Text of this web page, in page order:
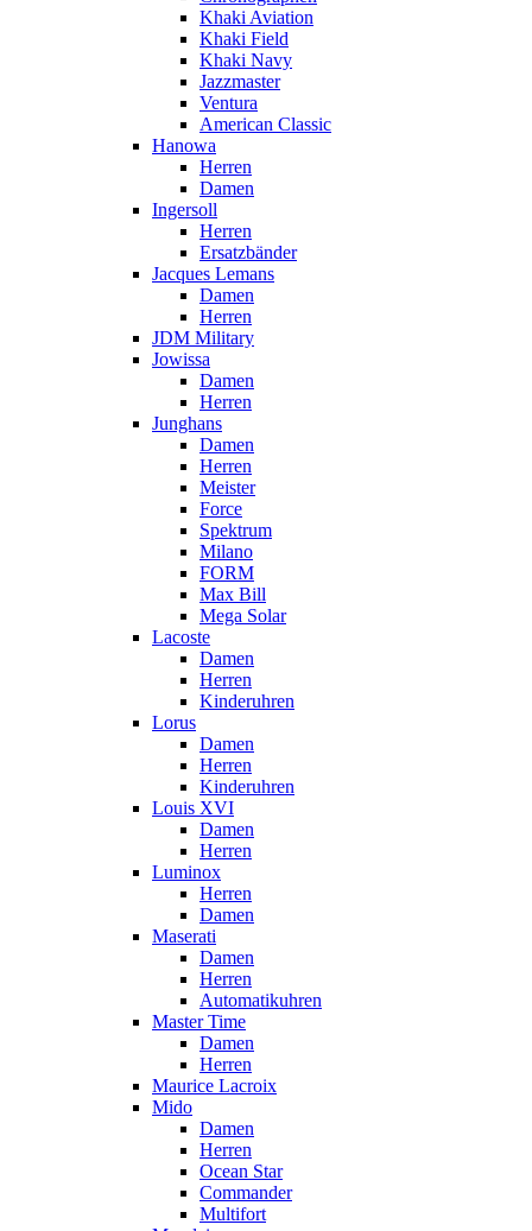
Khaki Aviation
Khaki Field
Khaki Navy
Jazzmaster
Ventura
American Classic
Hanowa
Herren
Damen
Ingersoll
Herren
Ersatzbänder
Jacques Lemans
Damen
Herren
JDM Military
Jowissa
Damen
Herren
Junghans
Damen
Herren
Meister
Force
Spektrum
Milano
FORM
Max Bill
Mega Solar
Lacoste
Damen
Herren
Kinderuhren
Lorus
Damen
Herren
Kinderuhren
Louis XVI
Damen
Herren
Luminox
Herren
Damen
Maserati
Damen
Herren
Automatikuhren
Master Time
Damen
Herren
Maurice Lacroix
Mido
Damen
Herren
Ocean Star
Commander
Multifort